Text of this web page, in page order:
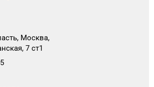
Москва,
7 ст1